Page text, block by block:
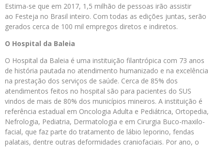
Estima-se que em 2017, 1,5 milhão de pessoas irão assistir
ao Festeja no Brasil inteiro. Com todas as edições juntas, serão
gerados cerca de 100 mil empregos diretos e indiretos.
O Hospital da Baleia
O Hospital da Baleia é uma instituição filantrópica com 73 anos
de história pautada no atendimento humanizado e na excelência
na prestação dos serviços de saúde. Cerca de 85% dos
atendimentos feitos no hospital são para pacientes do SUS
vindos de mais de 80% dos municípios mineiros. A instituição é
referência estadual em Oncologia Adulta e Pediátrica, Ortopedia,
Nefrologia, Pediatria, Dermatologia e em Cirurgia Buco-maxilo-
facial, que faz parte do tratamento de lábio leporino, fendas
palatais, dentre outras deformidades craniofaciais. Por ano, o